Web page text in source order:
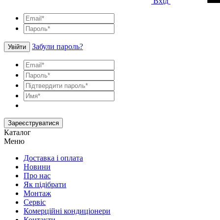
Увійти Забули пароль?
Зареєструватися
Каталог
Меню
Доставка і оплата
Новини
Про нас
Як підібрати
Монтаж
Сервіс
Комерційні кондиціонери